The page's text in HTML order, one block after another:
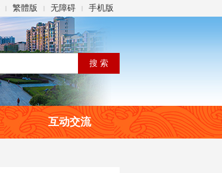
| 繁體版 | 无障碍 | 手机版
互动交流